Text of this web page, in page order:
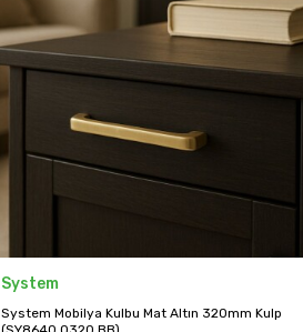
System
System Mobilya Kulbu Mat Altın 320mm Kulp